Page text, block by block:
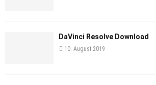
DaVinci Resolve Download
10. August 2019